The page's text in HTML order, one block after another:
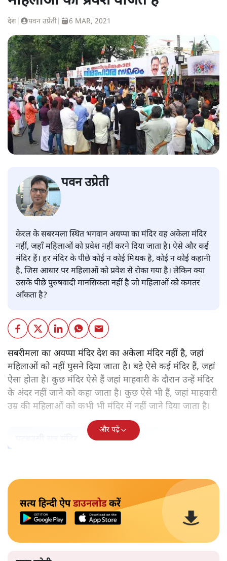
देश पवन उप्रेती 6 MAR, 2021
पवन उप्रेती
केरल के सबरमला स्थित भगवान अयप्पा का मंदिर वह अकेला मंदिर
नहीं, जहाँ महिलाओं को प्रवेश नहीं करने दिया जाता है। ऐसे और कई
मंदिर हैं। हर मंदिर के पीछे कोई न कोई मिथक है, कोई न कोई कहानी
है, जिस आधार पर महिलाओं को प्रवेश से रोका गया है। लेकिन क्या
उसके पीछे पुरुषवादी मानसिकता नहीं है जो महिलाओं को कमतर
आँकता है?
सबरीमला का अयप्पा मंदिर देश का अकेला मंदिर नहीं है, जहां
महिलाओं को नहीं घुसने दिया जाता है। बड़े ऐसे कई मंदिर हैं, जहां
ऐसा होता है। कुछ मंदिर ऐसे हैं जहां माहवारी के दौरान उन्हें मंदिर
के अंदर नहीं जाने को कहा जाता है। कुछ ऐसे भी हैं, जहां माहवारी
उम्र की महिलाओं को कभी भी मंदिर में नहीं जाने दिया जाता है।
और पढ़ें
सत्य हिन्दी ऐपडाउनलोडकरें